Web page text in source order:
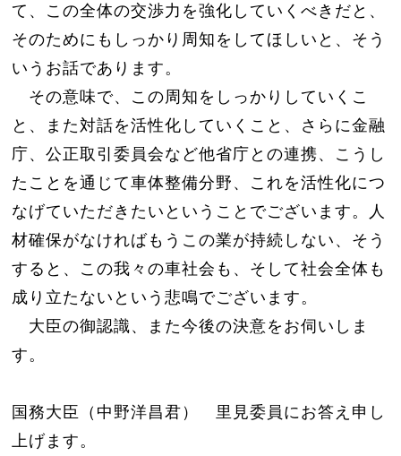
て、この全体の交渉力を強化していくべきだと、
そのためにもしっかり周知をしてほしいと、そう
いうお話であります。
その意味で、この周知をしっかりしていくこ
と、また対話を活性化していくこと、さらに金融
庁、公正取引委員会など他省庁との連携、こうし
たことを通じて車体整備分野、これを活性化につ
なげていただきたいということでございます。人
材確保がなければもうこの業が持続しない、そう
すると、この我々の車社会も、そして社会全体も
成り立たないという悲鳴でございます。
大臣の御認識、また今後の決意をお伺いしま
す。
国務大臣（中野洋昌君） 里見委員にお答え申し
上げます。